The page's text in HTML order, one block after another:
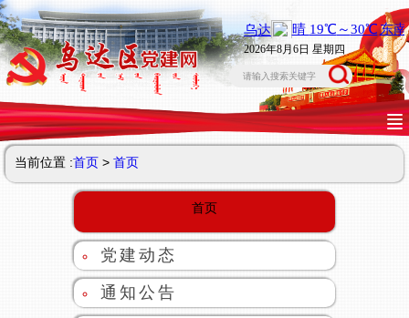
2026年8月6日 星期四
当前位置 :首页> 首页
首页
党建动态
通知公告